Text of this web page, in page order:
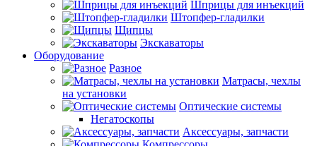
Шприцы для инъекций
Штопфер-гладилки
Щипцы
Экскаваторы
Оборудование
Разное
Матрасы, чехлы
на установки
Оптические системы
Негатоскопы
Аксессуары, запчасти